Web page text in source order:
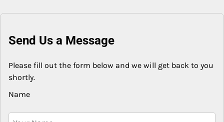
Send Us a Message
Please fill out the form below and we will get back to you
shortly.
Name